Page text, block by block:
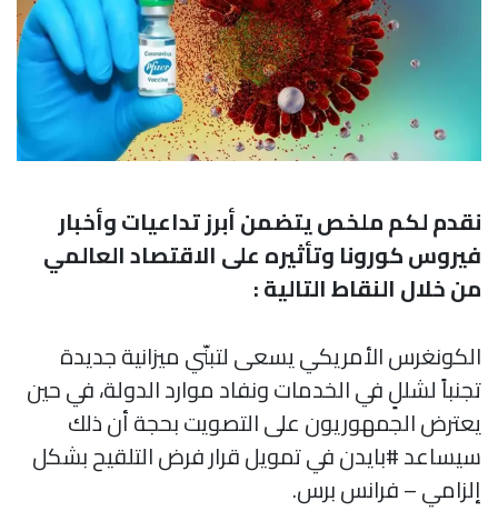
نقدم لكم ملخص يتضمن أبرز تداعيات وأخبار
فيروس كورونا وتأثيره على الاقتصاد العالمي
من خلال النقاط التالية :
الكونغرس الأمريكي يسعى لتبنّي ميزانية جديدة
تجنباً لشللٍ في الخدمات ونفاد موارد الدولة، في حين
يعترض الجمهوريون على التصويت بحجة أن ذلك
سيساعد #بايدن في تمويل قرار فرض التلقيح بشكل
إلزامي – فرانس برس.